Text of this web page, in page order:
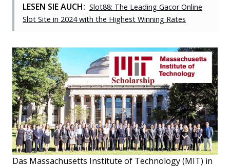
LESEN SIE AUCH: Slot88: The Leading Gacor Online
Slot Site in 2024 with the Highest Winning Rates
Das Massachusetts Institute of Technology (MIT) in